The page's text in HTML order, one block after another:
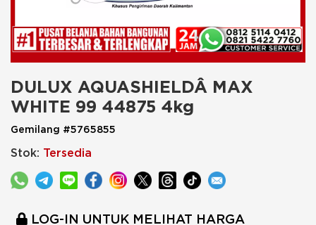
DULUX AQUASHIELDÂ MAX
WHITE 99 44875 4kg
Gemilang #5765855
Stok: Tersedia
LOG-IN UNTUK MELIHAT HARGA